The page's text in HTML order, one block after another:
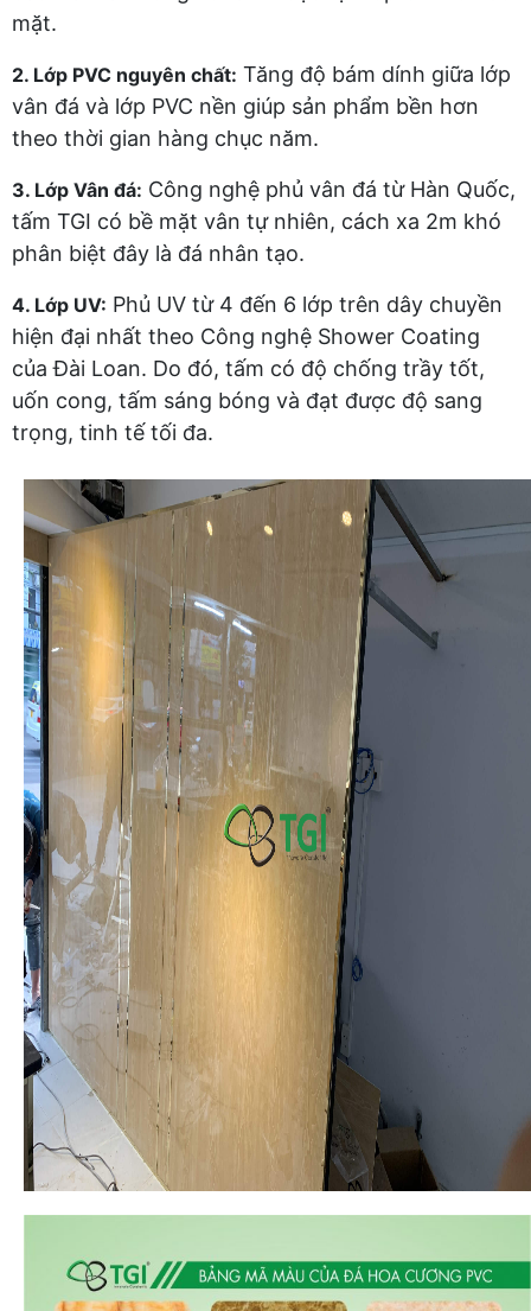
mặt.
2. Lớp PVC nguyên chất: Tăng độ bám dính giữa lớp
vân đá và lớp PVC nền giúp sản phẩm bền hơn
theo thời gian hàng chục năm.
3. Lớp Vân đá: Công nghệ phủ vân đá từ Hàn Quốc,
tấm TGI có bề mặt vân tự nhiên, cách xa 2m khó
phân biệt đây là đá nhân tạo.
4. Lớp UV: Phủ UV từ 4 đến 6 lớp trên dây chuyền
hiện đại nhất theo Công nghệ Shower Coating
của Đài Loan. Do đó, tấm có độ chống trầy tốt,
uốn cong, tấm sáng bóng và đạt được độ sang
trọng, tinh tế tối đa.